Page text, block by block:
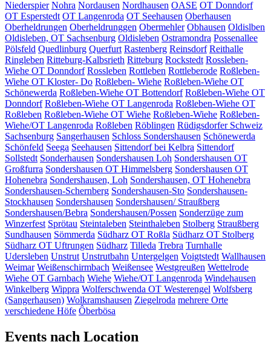
Niederspier Nohra Nordausen Nordhausen OASE OT Donndorf
OT Esperstedt OT Langenroda OT Seehausen Oberhausen
Oberheldrungen Oberheldrunggen Obermehler Obhausen Oldislben
Oldisleben, OT Sachsenburg Oldisleben Ostramondra Possenallee
Pölsfeld Quedlinburg Querfurt Rastenberg Reinsdorf Reithalle
Ringleben Ritteburg-Kalbsrieth Ritteburg Rockstedt Rossleben-
Wiehe OT Donndorf Rossleben Rottleben Rottleberode Roßleben-
Wiehe OT Kloster- Do Roßleben- Wiehe Roßleben-Wiehe OT
Schönewerda Roßleben-Wiehe OT Bottendorf Roßleben-Wiehe OT
Donndorf Roßleben-Wiehe OT Langenroda Roßleben-Wiehe OT
Roßleben Roßleben-Wiehe OT Wiehe Roßleben-Wiehe Roßleben-
Wiehe/OT Langenroda Roßleben Röblingen Rüdigsdorfer Schweiz
Sachsenburg Sangerhausen Schloss Sondershausen Schönewerda
Schönfeld Seega Seehausen Sittendorf bei Kelbra Sittendorf
Sollstedt Sonderhausen Sondershausen Loh Sondershausen OT
Großfurra Sondershausen OT Himmelsberg Sondershausen OT
Hohenebra Sondershausen, Loh Sondershausen, OT Hohenebra
Sondershausen-Schernberg Sondershausen-Sto Sondershausen-
Stockhausen Sondershausen Sondershausen/ Straußberg
Sondershausen/Bebra Sondershausen/Possen Sonderzüge zum
Winzerfest Sprötau Steintaleben Steinthaleben Stolberg Straußberg
Sundhausen Sömmerda Südharz OT Roßla Südharz OT Stolberg
Südharz OT Uftrungen Südharz Tilleda Trebra Turnhalle
Udersleben Unstrut Unstrutbahn Untergelgen Voigtstedt Wallhausen
Weimar Weißenschirmbach Weißensee Westgreußen Wettelrode
Wiehe OT Garnbach Wiehe Wiehe/OT Langenroda Windehausen
Winkelberg Wippra Wolferschwenda OT Westerengel Wolfsberg
(Sangerhausen) Wolkramshausen Ziegelroda mehrere Orte
verschiedene Höfe Ôberbösa
Events nach Location